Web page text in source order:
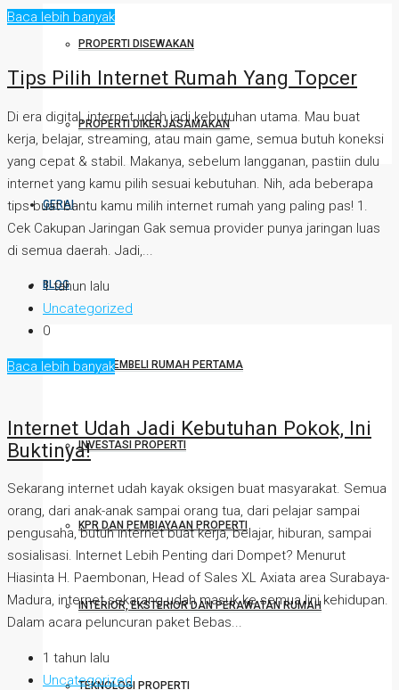
PROPERTI DISEWAKAN
PROPERTI DIKERJASAMAKAN
GERAI
BLOG
TIPS MEMBELI RUMAH PERTAMA
INVESTASI PROPERTI
KPR DAN PEMBIAYAAN PROPERTI
INTERIOR, EKSTERIOR DAN PERAWATAN RUMAH
TEKNOLOGI PROPERTI
Baca lebih banyak
Tips Pilih Internet Rumah Yang Topcer
Di era digital, internet udah jadi kebutuhan utama. Mau buat
kerja, belajar, streaming, atau main game, semua butuh koneksi
yang cepat & stabil. Makanya, sebelum langganan, pastiin dulu
internet yang kamu pilih sesuai kebutuhan. Nih, ada beberapa
tips buat bantu kamu milih internet rumah yang paling pas! 1.
Cek Cakupan Jaringan Gak semua provider punya jaringan luas
di semua daerah. Jadi,...
1 tahun lalu
Uncategorized
0
Baca lebih banyak
Internet Udah Jadi Kebutuhan Pokok, Ini
Buktinya!
Sekarang internet udah kayak oksigen buat masyarakat. Semua
orang, dari anak-anak sampai orang tua, dari pelajar sampai
pengusaha, butuh internet buat kerja, belajar, hiburan, sampai
sosialisasi. Internet Lebih Penting dari Dompet? Menurut
Hiasinta H. Paembonan, Head of Sales XL Axiata area Surabaya-
Madura, internet sekarang udah masuk ke semua lini kehidupan.
Dalam acara peluncuran paket Bebas...
1 tahun lalu
Uncategorized